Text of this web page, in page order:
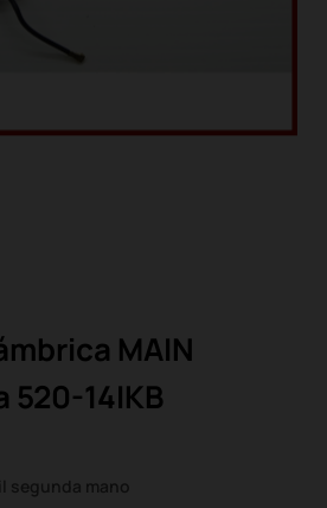
MAIN
520-14IKB
segunda mano